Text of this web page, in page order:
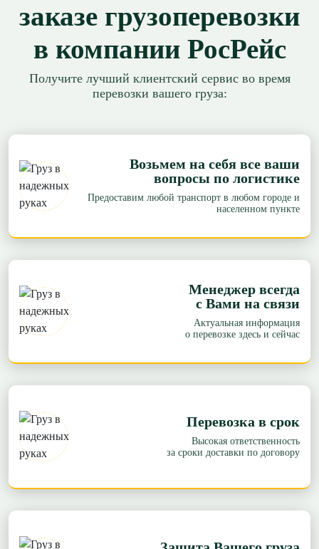
заказе грузоперевозки
в компании РосРейс
Получите лучший клиентский сервис во время
перевозки вашего груза:
Возьмем на себя все ваши
вопросы по логистике
Предоставим любой транспорт в любом городе и
населенном пункте
Менеджер всегда
с Вами на связи
Актуальная информация
о перевозке здесь и сейчас
Перевозка в срок
Высокая ответственность
за сроки доставки по договору